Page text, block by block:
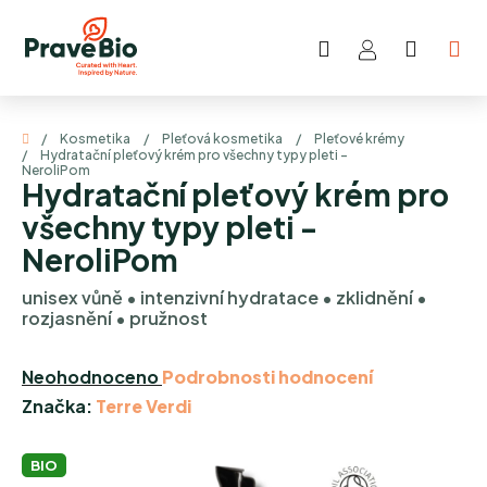
obsah
Hledat
Domů
/ Kosmetika / Pleťová kosmetika /
Pleťové krémy
/
Hydratační pleťový krém pro všechny typy pleti -
NeroliPom
Hydratační pleťový krém pro
všechny typy pleti -
NeroliPom
unisex vůně • intenzivní hydratace • zklidnění •
rozjasnění • pružnost
Průměrné
hodnocení
je
NeohodnocenoPodrobnosti hodnocení
Značka: Terre Verdi
BIO